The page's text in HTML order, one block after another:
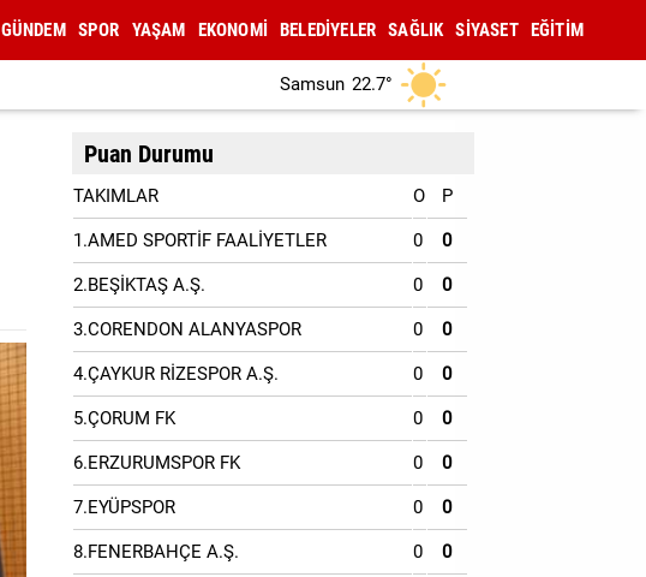
GÜNDEM SPOR YAŞAM EKONOMİ BELEDİYELER SAĞLIK SİYASET EĞİTİM
Samsun 22.7°
Puan Durumu
TAKIMLAR O P
1.AMED SPORTİF FAALİYETLER 0 0
2.BEŞİKTAŞ A.Ş. 0 0
3.CORENDON ALANYASPOR 0 0
4.ÇAYKUR RİZESPOR A.Ş. 0 0
5.ÇORUM FK 0 0
6.ERZURUMSPOR FK 0 0
7.EYÜPSPOR 0 0
8.FENERBAHÇE A.Ş. 0 0